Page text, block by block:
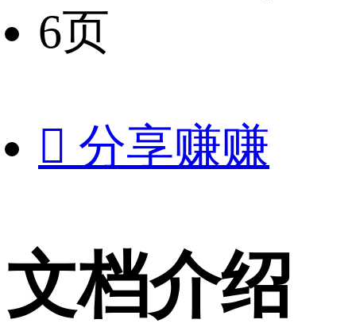
6页
 分享赚赚
文档介绍